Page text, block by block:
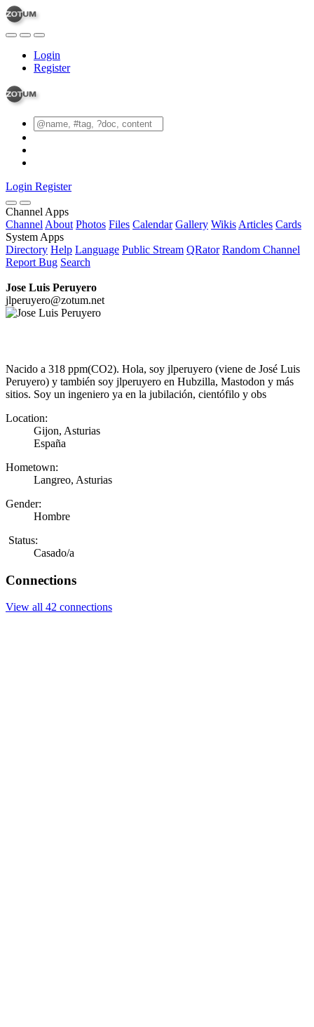
Login
Register
Login Register
Channel Apps
Channel About Photos Files Calendar Gallery Wikis Articles Cards
System Apps
Directory Help Language Public Stream QRator Random Channel
Report Bug Search
Jose Luis Peruyero
jlperuyero@zotum.net
Nacido a 318 ppm(CO2). Hola, soy jlperuyero (viene de José Luis
Peruyero) y también soy jlperuyero en Hubzilla, Mastodon y más
sitios. Soy un ingeniero ya en la jubilación, cientófilo y obs
Location:
Gijon, Asturias
España
Hometown:
Langreo, Asturias
Gender:
Hombre
Status:
Casado/a
Connections
View all 42 connections